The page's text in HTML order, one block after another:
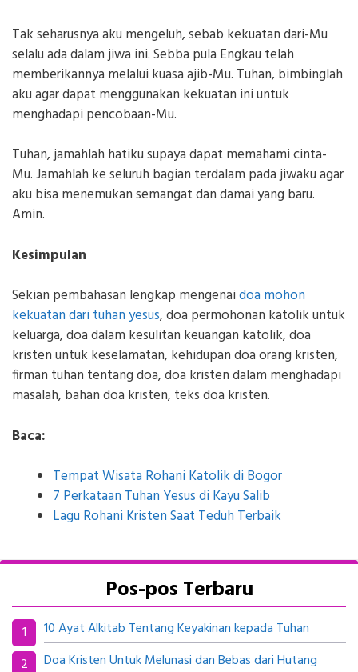
Tak seharusnya aku mengeluh, sebab kekuatan dari-Mu
selalu ada dalam jiwa ini. Sebba pula Engkau telah
memberikannya melalui kuasa ajib-Mu. Tuhan, bimbinglah
aku agar dapat menggunakan kekuatan ini untuk
menghadapi pencobaan-Mu.
Tuhan, jamahlah hatiku supaya dapat memahami cinta-
Mu. Jamahlah ke seluruh bagian terdalam pada jiwaku agar
aku bisa menemukan semangat dan damai yang baru.
Amin.
Kesimpulan
Sekian pembahasan lengkap mengenaidoa mohon
kekuatan dari tuhan yesus, doa permohonan katolik untuk
keluarga, doa dalam kesulitan keuangan katolik, doa
kristen untuk keselamatan, kehidupan doa orang kristen,
firman tuhan tentang doa, doa kristen dalam menghadapi
masalah, bahan doa kristen, teks doa kristen.
Baca:
Tempat Wisata Rohani Katolik di Bogor
7 Perkataan Tuhan Yesus di Kayu Salib
Lagu Rohani Kristen Saat Teduh Terbaik
Pos-pos Terbaru
10 Ayat Alkitab Tentang Keyakinan kepada Tuhan
Doa Kristen Untuk Melunasi dan Bebas dari Hutang